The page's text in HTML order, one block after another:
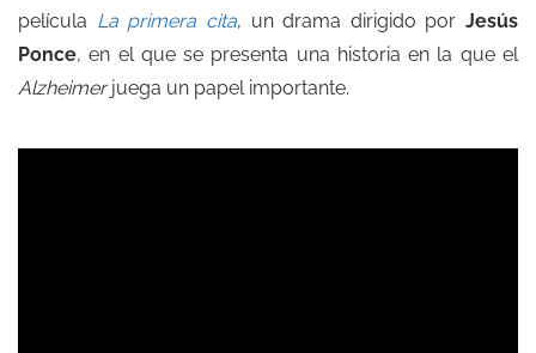
película La primera cita, un drama dirigido por Jesús
Ponce, en el que se presenta una historia en la que el
Alzheimerjuega un papel importante.